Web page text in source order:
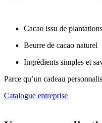
Cacao issu de
Beurre de cacao naturel
Ingrédients simples et
Parce qu’un cadeau
Catalogue entreprise